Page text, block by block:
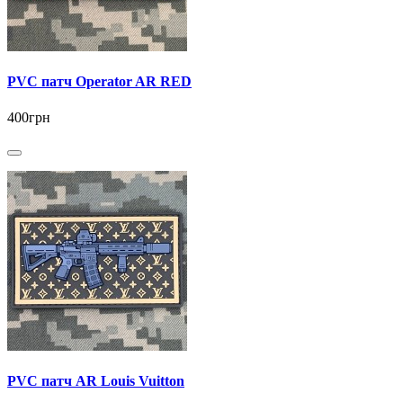
PVC патч Operator AR RED
400грн
PVC патч AR Louis Vuitton